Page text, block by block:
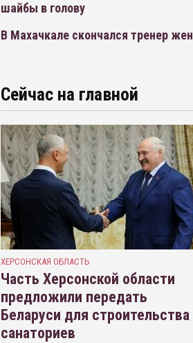
шайбы в голову
В Махачкале скончался тренер
Сейчас на главной
ХЕРСОНСКАЯ ОБЛАСТЬ
Часть Херсонской области
предложили передать
Беларуси для строительства
санаториев